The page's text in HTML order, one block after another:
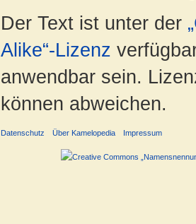
Der Text ist unter der
Alike“-Lizenz
anwendbar sein.
können abweichen.
Datenschutz Über Kamelopedia Impressum